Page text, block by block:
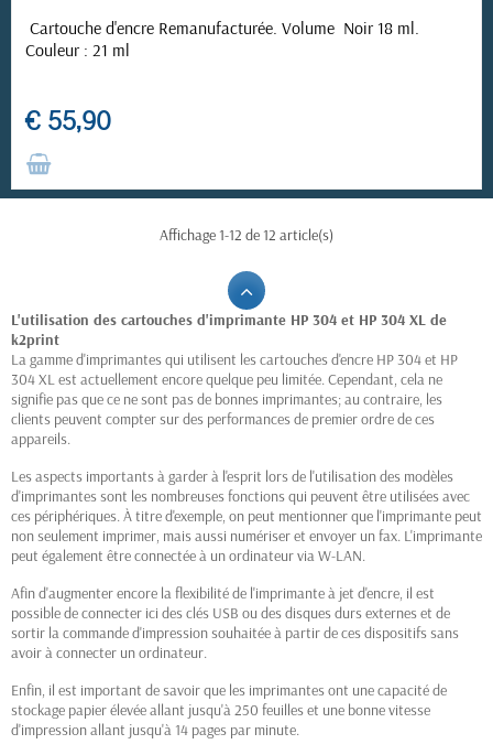
Cartouche d'encre Remanufacturée. Volume Noir 18 ml.
Couleur : 21 ml
€ 55,90
Affichage 1-12 de 12 article(s)
L'utilisation des cartouches d'imprimante HP 304 et HP 304 XL de
k2print
La gamme d'imprimantes qui utilisent les cartouches d'encre HP 304 et HP
304 XL est actuellement encore quelque peu limitée. Cependant, cela ne
signifie pas que ce ne sont pas de bonnes imprimantes; au contraire, les
clients peuvent compter sur des performances de premier ordre de ces
appareils.
Les aspects importants à garder à l'esprit lors de l'utilisation des modèles
d'imprimantes sont les nombreuses fonctions qui peuvent être utilisées avec
ces périphériques. À titre d'exemple, on peut mentionner que l'imprimante peut
non seulement imprimer, mais aussi numériser et envoyer un fax. L'imprimante
peut également être connectée à un ordinateur via W-LAN.
Afin d'augmenter encore la flexibilité de l'imprimante à jet d'encre, il est
possible de connecter ici des clés USB ou des disques durs externes et de
sortir la commande d'impression souhaitée à partir de ces dispositifs sans
avoir à connecter un ordinateur.
Enfin, il est important de savoir que les imprimantes ont une capacité de
stockage papier élevée allant jusqu'à 250 feuilles et une bonne vitesse
d'impression allant jusqu'à 14 pages par minute.